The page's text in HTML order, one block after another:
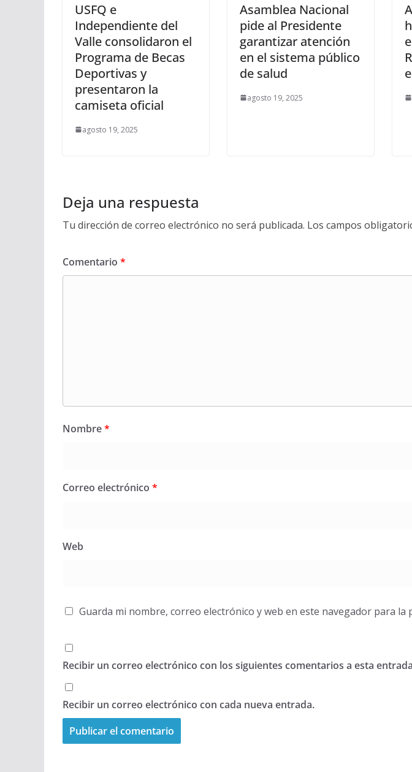
USFQ e
Independiente del
Valle consolidaron el
Programa de Becas
Deportivas y
presentaron la
camiseta oficial
agosto 19, 2025
Asamblea Nacional
pide al Presidente
garantizar atención
en el sistema público
de salud
agosto 19, 2025
Deja una respuesta
Tu dirección de correo electrónico no será publicada. Los campos
Comentario *
Nombre*
Correo electrónico *
Web
Guarda mi nombre, correo electrónico y web en este navegador para la
Recibir un correo electrónico con los siguientes comentarios a esta
Recibir un correo electrónico con cada nueva entrada.